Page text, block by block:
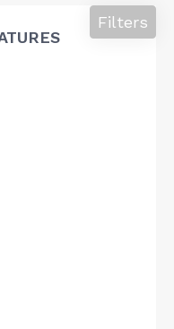
Filters